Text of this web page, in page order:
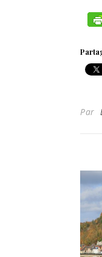
Par